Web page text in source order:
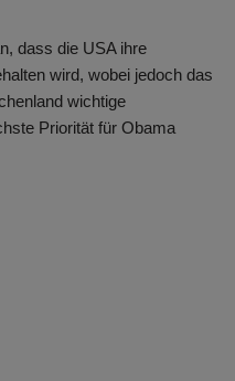
dass die USA ihre
wird, wobei jedoch das
wichtige
Priorität für Obama